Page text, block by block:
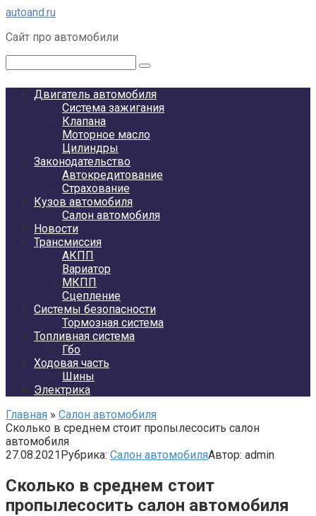
Перейти
контенту
autoand.ru
Сайт про автомобили
Двигатель автомобиля
Система зажигания
Клапана
Моторное масло
Цилиндры
Законодательство
Автокредитование
Страхование
Кузов автомобиля
Салон автомобиля
Новости
Трансмиссия
АКПП
Вариатор
МКПП
Сцепление
Системы безопасности
Тормозная система
Топливная система
Гбо
Ходовая часть
Шины
Электрика
Главная » Салон автомобиля
Сколько в среднем стоит пропылесосить салон
автомобиля
27.08.2021Рубрика: Салон автомобиляАвтор: admin
Сколько в среднем стоит
пропылесосить салон автомобиля